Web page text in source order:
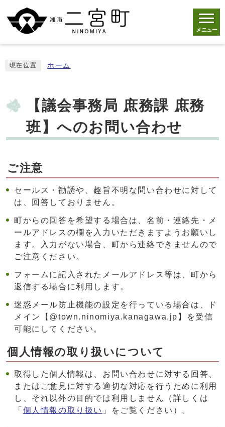
メニュー
現在位置 ホーム
【議会事務局 庶務課 庶務
班】へのお問い合わせ
ご注意
セールス・勧誘や、趣旨不明な問い合わせに対して
は、回答しておりません。
町からの回答を希望する場合は、名前・連絡先・メ
ールアドレスの欄を入力いただきますようお願いし
ます。入力がない場合、町から連絡できませんので
ご注意ください。
フォームに記入されたメールアドレス等は、町から
返信する場合に利用します。
迷惑メール防止機能の設定を行っている場合は、ド
メイン【@town.ninomiya.kanagawa.jp】を受信
可能にしてください。
個人情報の取り扱いについて
取得した個人情報は、お問い合わせに対する回答、
またはご意見に対する適切な対応を行うために利用
し、それ以外の目的では利用しません（詳しくは
「 個人情報の取り扱い 」をご覧ください）。